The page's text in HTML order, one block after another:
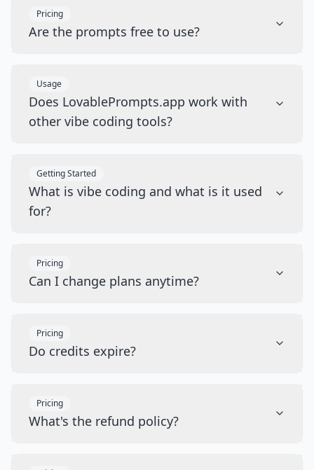
Pricing
Are the prompts free to use?
Usage
Does LovablePrompts.app work with
other vibe coding tools?
Getting Started
What is vibe coding and what is it used
for?
Pricing
Can I change plans anytime?
Pricing
Do credits expire?
Pricing
What's the refund policy?